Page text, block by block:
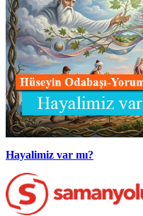
Hayalimiz var mı?